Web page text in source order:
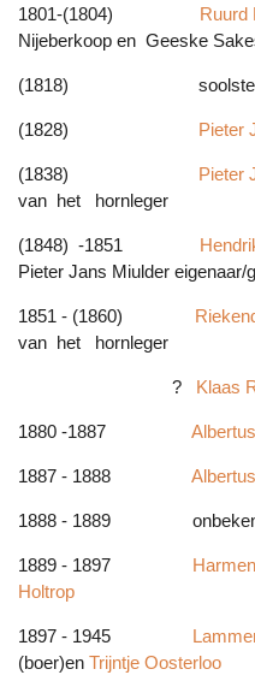
1801-(1804) Ruurd
Nijeberkoop en Geeske
(1818) soolstede, in
(1828) Pieter
(1838) Pieter
van het hornleger
(1848) -1851
Pieter Jans Miulder
1851 - (1860)
van het
? Klaas
1880 -1887
1887 - 1888
1888 - 1889
1889 - 1897
Holtrop
1897 - 1945
(boer)en Trijntje Oosterloo